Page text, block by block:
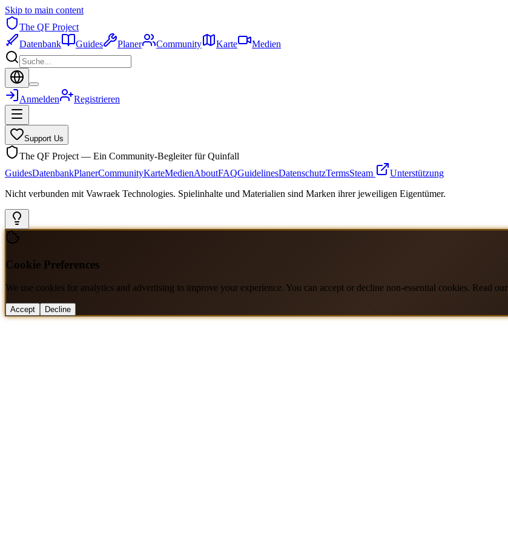
Skip to main content
The QF Project
Datenbank
Guides Planer Community Karte Medien
Anmelden Registrieren
Support Us
The QF Project — Ein Community-Begleiter für Quinfall
GuidesDatenbankPlanerCommunityKarteMedienAboutFAQGuidelinesDatenschutzTermsSteam
Unterstützung
Nicht verbunden mit Vawraek Technologies. Spielinhalte und Materialien sind Marken ihrer jeweiligen Eigentümer.
Cookie Preferences
We use cookies for analytics and advertising to improve your experience. You can accept or decline non-essential cookies. Read our
Accept Decline